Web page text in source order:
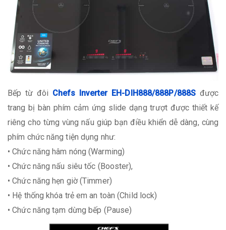
Bếp từ đôi Chefs Inverter EH-DIH888/888P/888S được
trang bị bàn phím cảm ứng slide dạng trượt được thiết kế
riêng cho từng vùng nấu giúp bạn điều khiển dễ dàng, cùng
phím chức năng tiện dụng như:
• Chức năng hâm nóng (Warming)
• Chức năng nấu siêu tốc (Booster),
• Chức năng hẹn giờ (Timmer)
• Hệ thống khóa trẻ em an toàn (Child lock)
• Chức năng tạm dừng bếp (Pause)